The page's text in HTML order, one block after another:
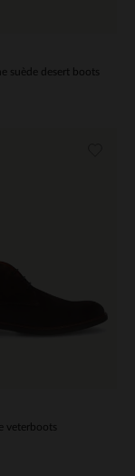
suède desert boots
veterboots